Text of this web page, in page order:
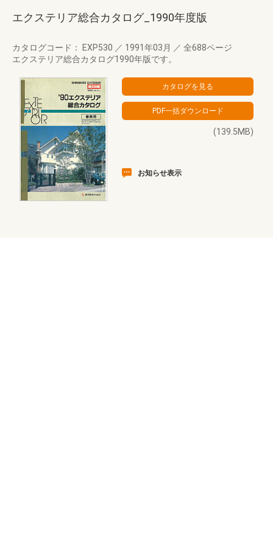
エクステリア総合カタログ_1990年度版
カタログコード： EXP530 ／ 1991年03月 ／ 全688ページ
エクステリア総合カタログ1990年版です。
(139.5MB)
お知らせ表示